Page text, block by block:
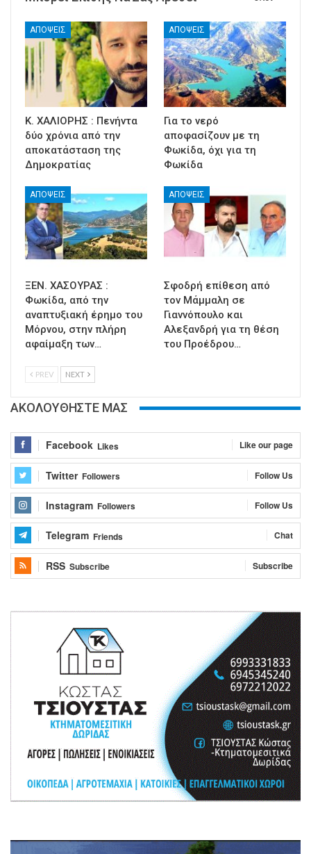
ΑΠΟΨΕΙΣ
Κ. ΧΑΛΙΟΡΗΣ : Πενήντα
δύο χρόνια από την
αποκατάσταση της
Δημοκρατίας
ΑΠΟΨΕΙΣ
Για το νερό
αποφασίζουν με τη
Φωκίδα, όχι για τη
Φωκίδα
ΑΠΟΨΕΙΣ
ΞΕΝ. ΧΑΣΟΥΡΑΣ :
Φωκίδα, από την
αναπτυξιακή έρημο του
Μόρνου, στην πλήρη
αφαίμαξη των…
ΑΠΟΨΕΙΣ
Σφοδρή επίθεση από
τον Μάμμαλη σε
Γιαννόπουλο και
Αλεξανδρή για τη θέση
του Προέδρου…
PREV NEXT
ΑΚΟΛΟΥΘΗΣΤΕ ΜΑΣ
Facebook Likes Like our page
Twitter Followers Follow Us
Instagram Followers Follow Us
Telegram Friends Chat
RSS Subscribe Subscribe